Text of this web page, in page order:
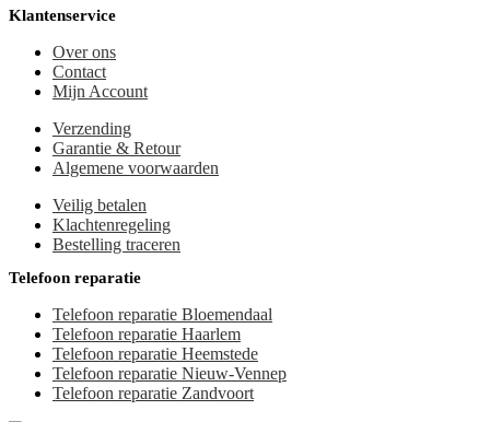
Klantenservice
Over ons
Contact
Mijn Account
Verzending
Garantie & Retour
Algemene voorwaarden
Veilig betalen
Klachtenregeling
Bestelling traceren
Telefoon reparatie
Telefoon reparatie Bloemendaal
Telefoon reparatie Haarlem
Telefoon reparatie Heemstede
Telefoon reparatie Nieuw-Vennep
Telefoon reparatie Zandvoort